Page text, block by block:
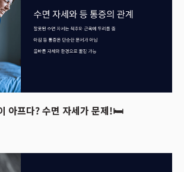
아프다? 수면 자세가 문제!🛏